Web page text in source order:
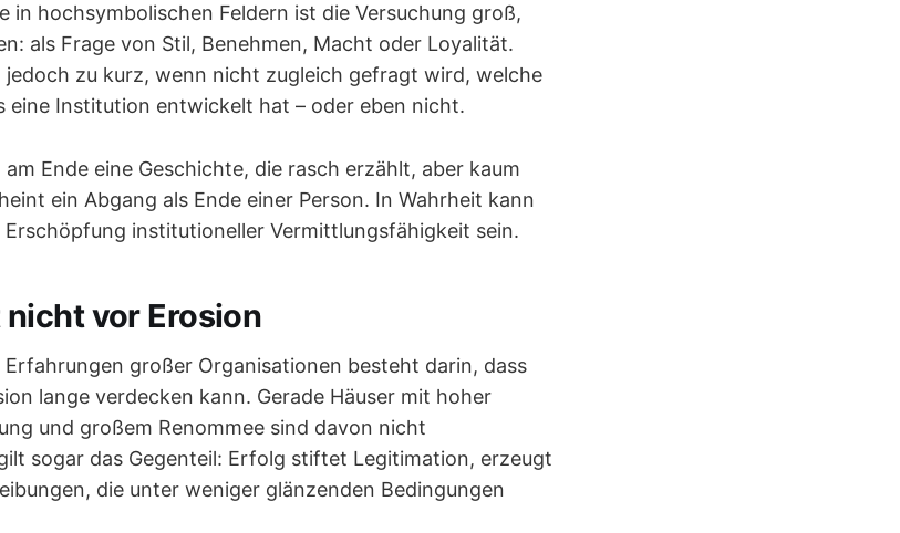
in hochsymbolischen Feldern ist die Versuchung groß,
als Frage von Stil, Benehmen, Macht oder Loyalität.
jedoch zu kurz, wenn nicht zugleich gefragt wird, welche
eine Institution entwickelt hat – oder eben nicht.
Ende eine Geschichte, die rasch erzählt, aber kaum
ein Abgang als Ende einer Person. In Wahrheit kann
institutioneller Vermittlungsfähigkeit sein.
vor Erosion
großer Organisationen besteht darin, dass
lange verdecken kann. Gerade Häuser mit hoher
und großem Renommee sind davon nicht
sogar das Gegenteil: Erfolg stiftet Legitimation, erzeugt
die unter weniger glänzenden Bedingungen